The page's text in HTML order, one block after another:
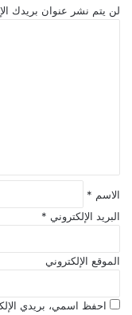
لن يتم نشر عنوان بريدك
الاسم *
البريد الإلكتروني *
الموقع الإلكتروني
احفظ اسمي، بريدي